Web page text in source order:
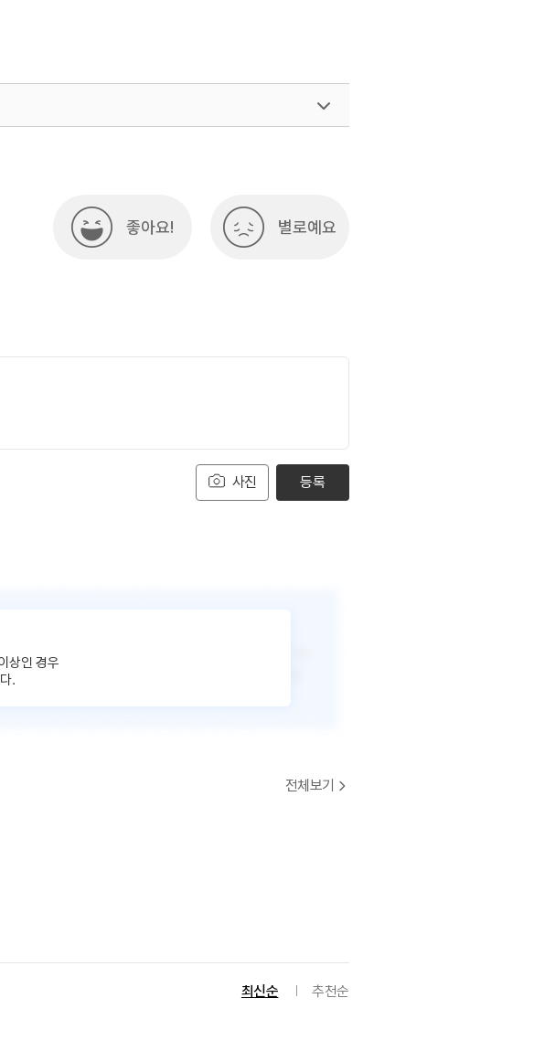
좋아요! 별로예요
사진 등록
상인 경우
.
전체보기
최신순 추천순